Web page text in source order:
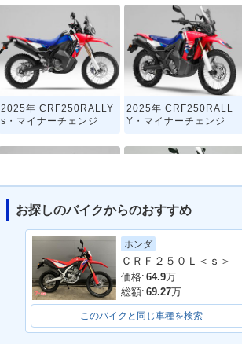
2025年 CRF250RALLY
s・マイナーチェンジ
2025年 CRF250RALL
Y・マイナーチェンジ
2019年 CRF250RALLY
Type LD・カラーチェン
2019年 CRF250RALL
Y・カラーチェンジ
お探しのバイクからのおすすめ
ホンダ
ＣＲＦ２５０Ｌ＜ｓ＞
価格: 64.9万
総額: 69.27万
このバイクと同じ車種を検索